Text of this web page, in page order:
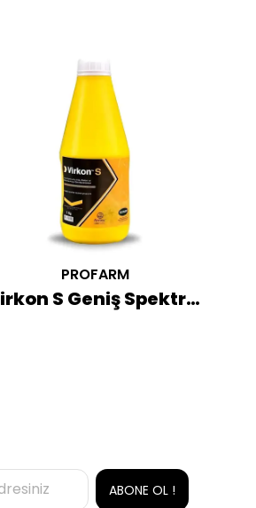
PROFARM
Virkon S Geniş Spektrumlu Dezenfektan 1 KG
ABONE OL !